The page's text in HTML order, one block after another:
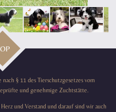
§ 11 des Tierschutzgesetzes vom
und genehmige Zuchtstätte.
und Verstand und darauf sind wir auch